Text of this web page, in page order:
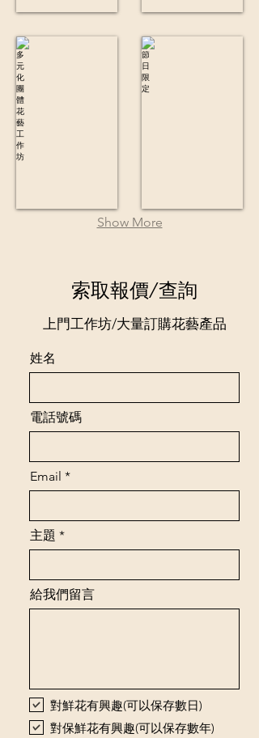
多元化團體花藝工作坊節日限定
Show More
索取報價/查詢
上門工作坊/大量訂購花藝產品
姓名
電話號碼
Email
主題
給我們留言
對鮮花有興趣(可以保存數日)
對保鮮花有興趣(可以保存數年)